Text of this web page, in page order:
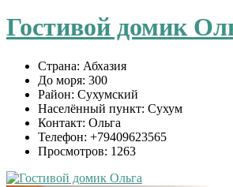
Гостивой домик
Страна: Абхазия
До моря: 300
Район: Сухумский
Населённый пункт: Сухум
Контакт: Ольга
Телефон: +79409623565
Просмотров: 1263